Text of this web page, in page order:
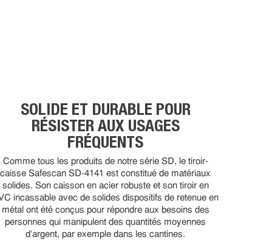
SOLIDE ET DURABLE POUR
RÉSISTER AUX USAGES
FRÉQUENTS
Comme tous les produits de notre série SD, le tiroir-
caisse Safescan SD-4141 est constitué de matériaux
solides. Son caisson en acier robuste et son tiroir en
incassable avec de solides dispositifs de retenue en
métal ont été conçus pour répondre aux besoins des
personnes qui manipulent des quantités moyennes
d'argent, par exemple dans les cantines.